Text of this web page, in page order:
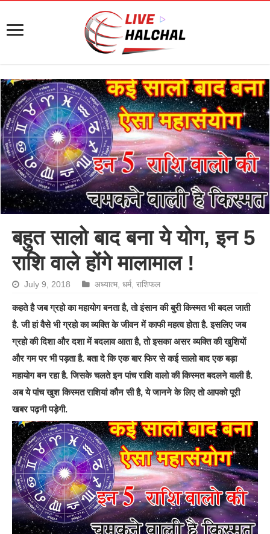
बहुत सालो बाद बना ये योग, इन 5
राशि वाले होंगे मालामाल !
July 9, 2018 अध्यात्म,धर्म,राशिफल
कहते है जब ग्रहो का महायोग बनता है, तो इंसान की बुरी किस्मत भी बदल जाती
है. जी हां वैसे भी ग्रहो का व्यक्ति के जीवन में काफी महत्व होता है. इसलिए जब
ग्रहो की दिशा और दशा में बदलाव आता है, तो इसका असर व्यक्ति की खुशियों
और गम पर भी पड़ता है. बता दे कि एक बार फिर से कई सालो बाद एक बड़ा
महायोग बन रहा है. जिसके चलते इन पांच राशि वालो की किस्मत बदलने वाली है.
अब ये पांच खुश किस्मत राशियां कौन सी है, ये जानने के लिए तो आपको पूरी
खबर पढ़नी पड़ेगी.